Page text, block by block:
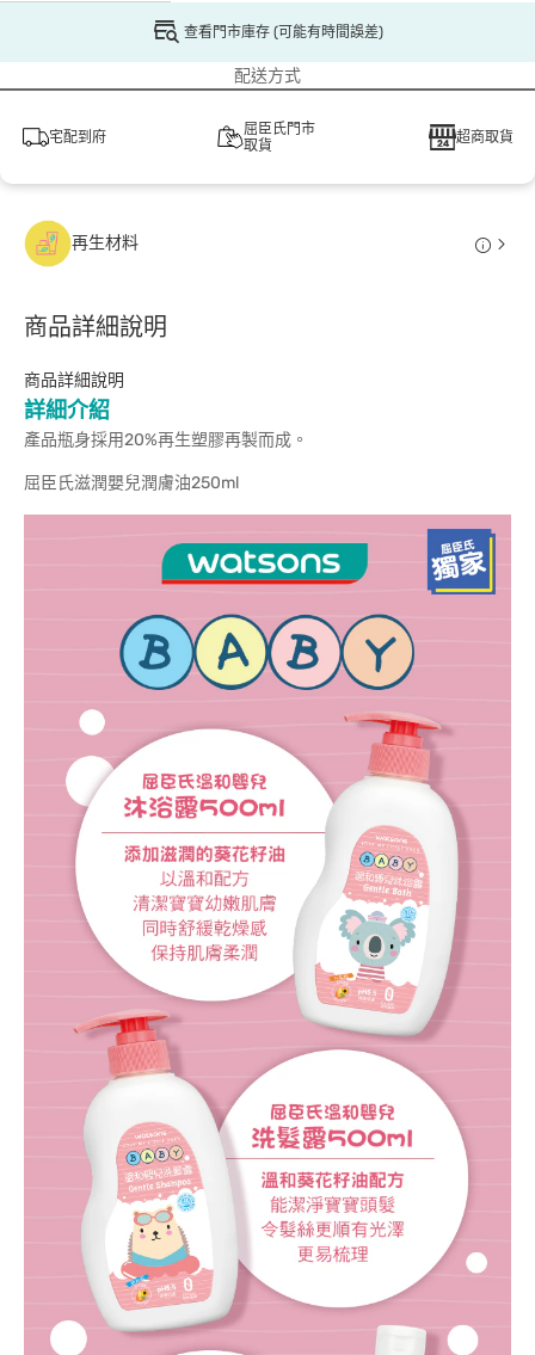
查看門市庫存 (可能有時間誤差)
配送方式
宅配到府
屈臣氏門市
取貨
超商取貨
再生材料
商品詳細說明
商品詳細說明
詳細介紹
產品瓶身採用20%再生塑膠再製而成。
屈臣氏滋潤嬰兒潤膚油250ml